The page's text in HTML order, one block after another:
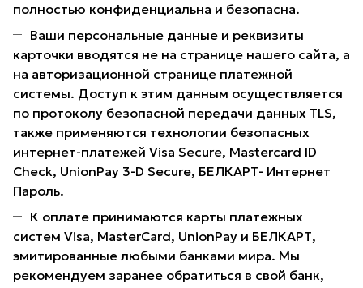
полностью конфиденциальна и безопасна.
Ваши персональные данные и реквизиты
карточки вводятся не на странице нашего сайта, а
на авторизационной странице платежной
системы. Доступ к этим данным осуществляется
по протоколу безопасной передачи данных TLS,
также применяются технологии безопасных
интернет-платежей Visa Secure, Mastercard ID
Check, UnionPay 3-D Secure, БЕЛКАРТ- Интернет
Пароль.
К оплате принимаются карты платежных
систем Visa, MasterCard, UnionPay и БЕЛКАРТ,
эмитированные любыми банками мира. Мы
рекомендуем заранее обратиться в свой банк,